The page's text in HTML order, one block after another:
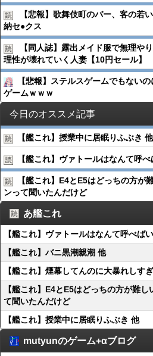
【悲報】歌舞伎町のバー、客の若
納セ●︎クス
【同人誌】露出メイド服で無理や
理性が壊れていく人妻【10円セール】
【悲報】ステルスゲームでもない
ゲームｗｗｗ
今日のオススメ記事
【艦これ】授業中に居眠りふぶき 他
【艦これ】ヴァトールはなんて呼
【艦これ】E4とE5はどっちの方が
ンって聞いたんだけど
あ艦これ
【艦これ】ヴァトールはなんて呼べば
【艦これ】バニ黒潮親潮 他
【艦これ】煙幕してんのに大暴れしす
【艦これ】E4とE5はどっちの方が難
て聞いたんだけど
【艦これ】授業中に居眠りふぶき 他
mutyunのゲーム+αブログ